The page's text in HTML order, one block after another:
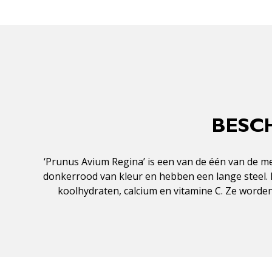
‘Prunus Avium Regina’ is een van de één van
donkerrood van kleur en hebben een lange
koolhydraten, calcium en vitamine C. Ze